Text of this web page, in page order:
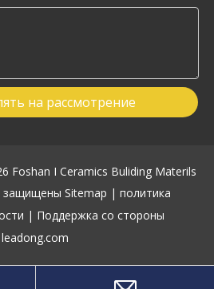
на рассмотрение
Foshan I Ceramics Buliding Materils
защищены Sitemap | политика
| Поддержка со стороны
leadong.com